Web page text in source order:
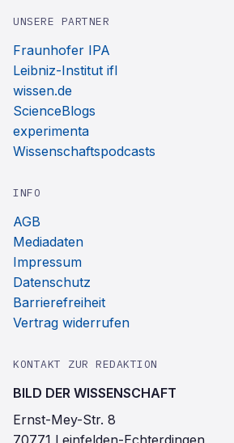
UNSERE PARTNER
Fraunhofer IPA
Leibniz-Institut ifl
wissen.de
ScienceBlogs
experimenta
Wissenschaftspodcasts
INFO
AGB
Mediadaten
Impressum
Datenschutz
Barrierefreiheit
Vertrag widerrufen
KONTAKT ZUR REDAKTION
BILD DER WISSENSCHAFT
Ernst-Mey-Str. 8
70771 Leinfelden-Echterdingen